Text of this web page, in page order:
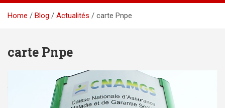
Home Blog Actualités carte Pnpe
carte Pnpe